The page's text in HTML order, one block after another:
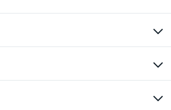
入